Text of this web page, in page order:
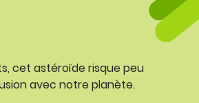
cet astéroïde risque peu
avec notre planète.